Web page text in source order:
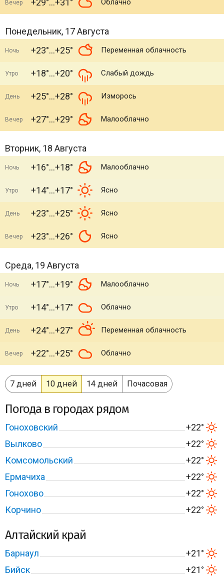
Вечер +29° +31° Облачно
Понедельник, 17 Августа
Ночь +23° +25° Переменная облачность
Утро +18° +20° Слабый дождь
День +25° +28° Изморось
Вечер +27° +29° Малооблачно
Вторник, 18 Августа
Ночь +16° +18° Малооблачно
Утро +14° +17° Ясно
День +23° +25° Ясно
Вечер +23° +26° Ясно
Среда, 19 Августа
Ночь +17° +19° Малооблачно
Утро +14° +17° Облачно
День +24° +27° Переменная облачность
Вечер +22° +25° Облачно
7 дней 10 дней 14 дней Почасовая
Погода в городах рядом
Гоноховский
+22°
Вылково
+22°
Комсомольский
+22°
Ермачиха
+22°
Гонохово
+22°
Корчино
+22°
Алтайский край
Барнаул
+21°
Бийск
+21°